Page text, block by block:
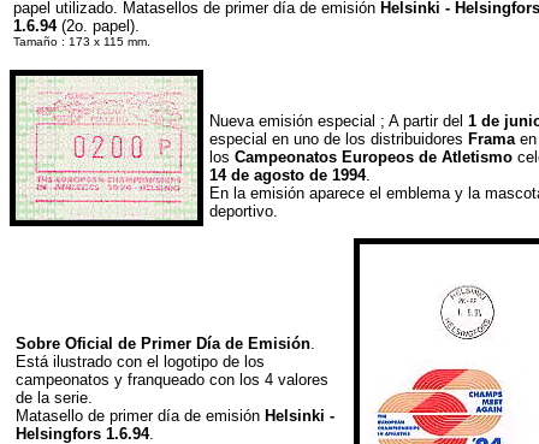
papel utilizado. Matasellos de primer día de emisión Helsinki -
1.6.94(2o. papel).
Tamaño : 173 x 115 mm.
Nueva emisión especial ; A partir del 1 de
especial en uno de los distribuidores Framaen
los Campeonatos Europeos de Atletismo
14 de agosto de 1994.
En la emisión aparece el emblema y la
deportivo.
Sobre Oficial de Primer Día de Emisión.
Está ilustrado con el logotipo de los
campeonatos y franqueado con los 4 valores
de la serie.
Matasello de primer día de emisión Helsinki -
Helsingfors 1.6.94.